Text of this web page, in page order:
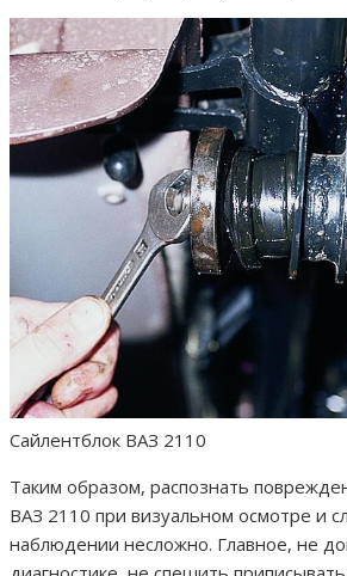
Сайлентблок ВАЗ 2110
Таким образом, распознать
ВАЗ 2110 при визуальном осмотре и
наблюдении несложно. Главное, не